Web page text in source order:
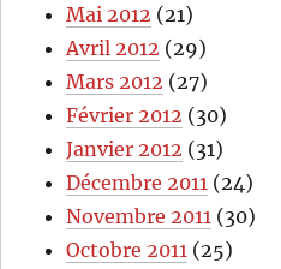
Mai 2012 (21)
Avril 2012 (29)
Mars 2012 (27)
Février 2012 (30)
Janvier 2012 (31)
Décembre 2011 (24)
Novembre 2011 (30)
Octobre 2011 (25)